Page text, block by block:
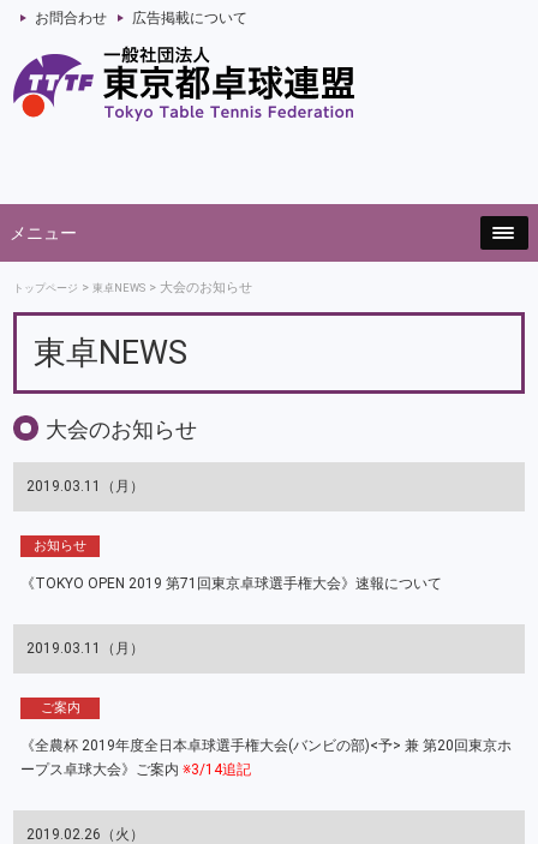
お問合わせ 広告掲載について
メニュー
トップページ 東卓NEWS 大会のお知らせ
東卓NEWS
大会のお知らせ
2019.03.11（月）
お知らせ
《TOKYO OPEN 2019 第71回東京卓球選手権大会》速報について
2019.03.11（月）
ご案内
《全農杯 2019年度全日本卓球選手権大会(バンビの部)<予> 兼 第20回東京ホ
ープス卓球大会》ご案内 ※3/14追記
2019.02.26（火）